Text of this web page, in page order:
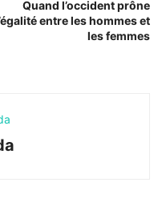
Quand l’occident prône
entre les hommes et
les femmes